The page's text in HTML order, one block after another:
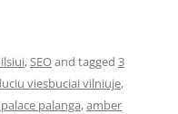
,SEOand tagged 3
viesbuciai vilniuje,
palanga,amber